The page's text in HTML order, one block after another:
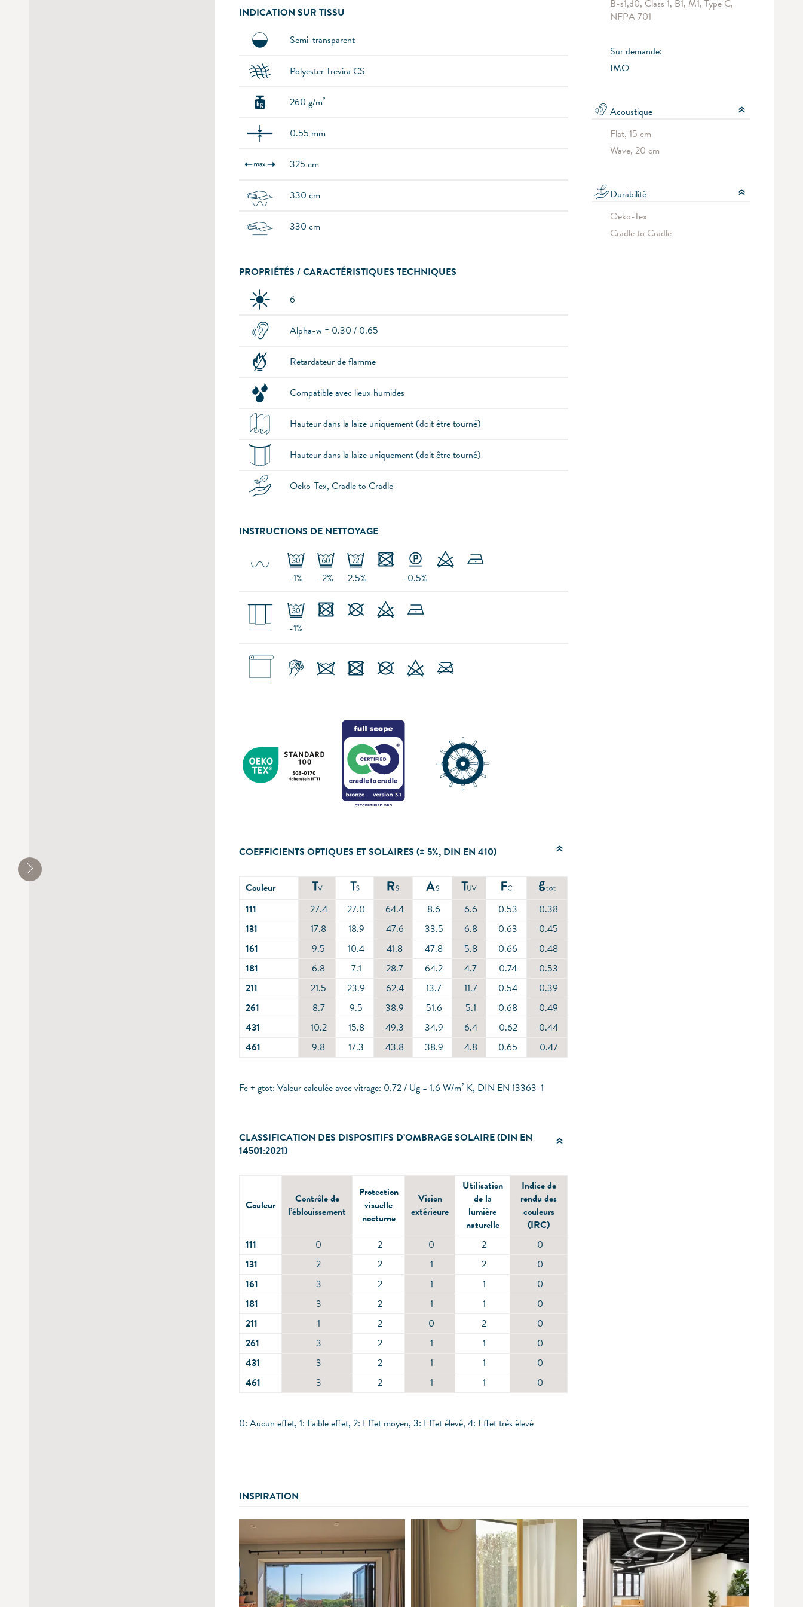
INDICATION SUR TISSU
Semi-transparent
Polyester Trevira CS
260 g/m²
0.55 mm
325 cm
330 cm
330 cm
PROPRIÉTÉS / CARACTÉRISTIQUES TECHNIQUES
6
Alpha-w = 0.30 / 0.65
Retardateur de flamme
Compatible avec lieux humides
Hauteur dans la laize uniquement (doit être tourné)
Hauteur dans la laize uniquement (doit être tourné)
Oeko-Tex, Cradle to Cradle
INSTRUCTIONS DE NETTOYAGE
-1% -2% -2.5% -0.5%
-1%
COEFFICIENTS OPTIQUES ET SOLAIRES (± 5%, DIN EN 410)
Couleur
111
27.4 27.0 64.4 8.6 6.6 0.53
0.38
131
17.8 18.9 47.6 33.5 6.8 0.63
0.45
161
9.5 10.4 41.8 47.8 5.8 0.66
0.48
181
6.8 7.1 28.7 64.2 4.7 0.74
0.53
211
21.5 23.9 62.4 13.7 11.7 0.54
0.39
261
8.7 9.5 38.9 51.6 5.1 0.68
0.49
431
10.2 15.8 49.3 34.9 6.4 0.62
0.44
461
9.8 17.3 43.8 38.9 4.8 0.65 0.47
Fc + gtot: Valeur calculée avec vitrage: 0.72 / Ug = 1.6 W/m² K, DIN EN 13363-1
CLASSIFICATION DES DISPOSITIFS D’OMBRAGE SOLAIRE (DIN EN
14501:2021)
Couleur
Contrôle de
l’éblouissement
Protection
visuelle
nocturne
Vision
extérieure
Utilisation
de la
lumière
naturelle
Indice de
rendu des
couleurs
(IRC)
111
0 2 0 2
0
131
2 2 1 2
0
161
3 2 1 1
0
181
3 2 1 1
0
211
1 2 0 2
0
261
3 2 1 1
0
431
3 2 1 1
0
461
3 2 1 1 0
0: Aucun effet, 1: Faible effet, 2: Effet moyen, 3: Effet élevé, 4: Effet très élevé
B-s1,d0, Class 1, B1, M1, Type C,
NFPA 701
Sur demande:
IMO
Acoustique
Flat, 15 cm
Wave, 20 cm
Durabilité
Oeko-Tex
Cradle to Cradle
INSPIRATION